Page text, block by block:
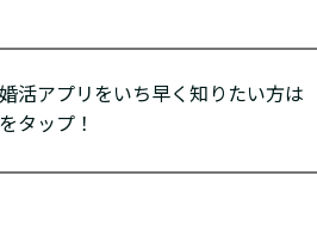
活アプリをいち早く知りたい方は
をタップ！